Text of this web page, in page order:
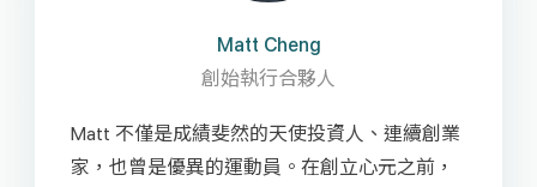
Matt Cheng
創始執行合夥人
Matt 不僅是成績斐然的天使投資人、連續創業
家，也曾是優異的運動員。在創立心元之前，